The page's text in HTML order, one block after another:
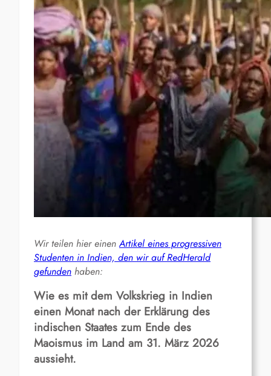
Wir teilen hier einenArtikel eines progressiven
Studenten in Indien, den wir auf RedHerald
gefunden haben:
Wie es mit dem Volkskrieg in Indien
einen Monat nach der Erklärung des
indischen Staates zum Ende des
Maoismus im Land am 31. März 2026
aussieht.